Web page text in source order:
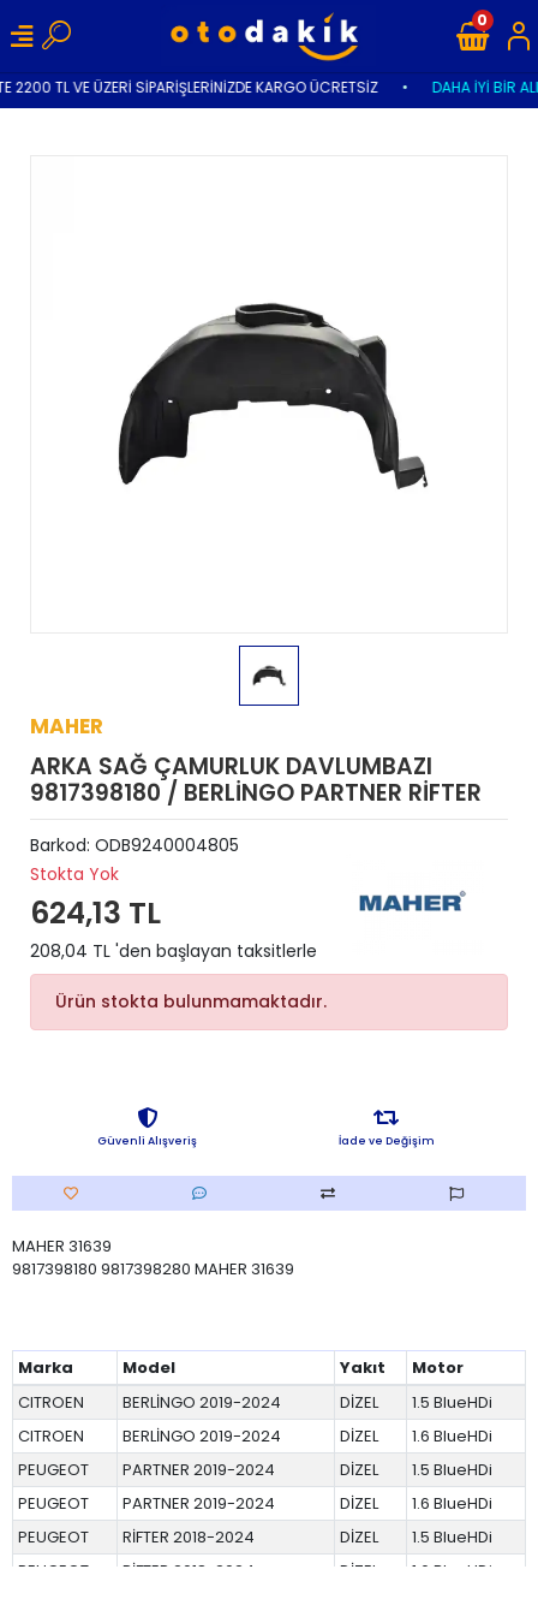
2200 TL VE ÜZERİ SİPARİŞLERİNİZDE KARGO ÜCRETSİZ • DAHA İYİ BİR
0
MAHER
ARKA SAĞ ÇAMURLUK DAVLUMBAZI
9817398180 / BERLİNGO PARTNER RİFTER
Barkod: ODB9240004805
Stokta Yok
624,13 TL
208,04 TL 'den başlayan taksitlerle
Ürün stokta bulunmamaktadır.
Güvenli Alışveriş İade ve Değişim
MAHER 31639
9817398180 9817398280 MAHER 31639
Marka Model Yakıt
Motor
CITROEN
BERLİNGO 2019-2024 DİZEL
1.5 BlueHDi
CITROEN
BERLİNGO 2019-2024 DİZEL
1.6 BlueHDi
PEUGEOT
PARTNER 2019-2024 DİZEL
1.5 BlueHDi
PEUGEOT
PARTNER 2019-2024 DİZEL
1.6 BlueHDi
PEUGEOT
RİFTER 2018-2024 DİZEL
1.5 BlueHDi
PEUGEOT
RİFTER 2018-2024 DİZEL 1.6 BlueHDi